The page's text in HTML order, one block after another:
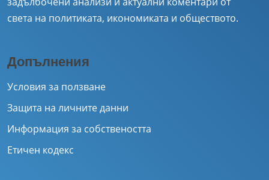
света на политиката, икономиката и обществото.
Допълнения
Условия за ползване
Защита на личните данни
Информация за собствеността
Етичен кодекс